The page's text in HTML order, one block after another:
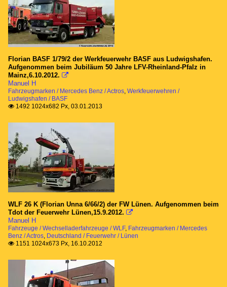
Florian BASF 1/79/2 der Werkfeuerwehr BASF aus Ludwigshafen.
Aufgenommen beim Jubiläum 50 Jahre LFV-Rheinland-Pfalz in
Mainz,6.10.2012. 
Manuel H
Fahrzeugmarken / Mercedes Benz / Actros, Werkfeuerwehren /
Ludwigshafen / BASF
 1492 1024x682 Px, 03.01.2013
WLF 26 K (Florian Unna 6/66/2) der FW Lünen. Aufgenommen beim
Tdot der Feuerwehr Lünen,15.9.2012. 
Manuel H
Fahrzeuge / Wechselladerfahrzeuge / WLF, Fahrzeugmarken / Mercedes
Benz / Actros, Deutschland / Feuerwehr / Lünen
 1151 1024x673 Px, 16.10.2012